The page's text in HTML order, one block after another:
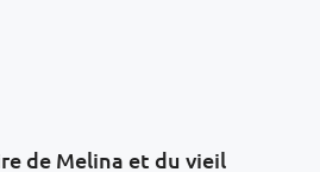
de Melina et du vieil